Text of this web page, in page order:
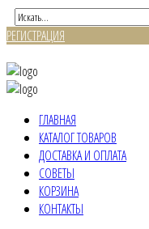
РЕГИСТРАЦИЯ
ГЛАВНАЯ
КАТАЛОГ ТОВАРОВ
ДОСТАВКА И ОПЛАТА
СОВЕТЫ
КОРЗИНА
КОНТАКТЫ